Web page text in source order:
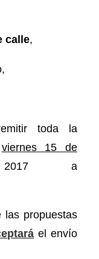
calle,
toda la
viernes 15 de
a
las propuestas
el envío